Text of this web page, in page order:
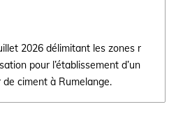
2026 délimitant les zones r
pour l’établissement d’un
ciment à Rumelange.
ducal du 17 juillet 2026